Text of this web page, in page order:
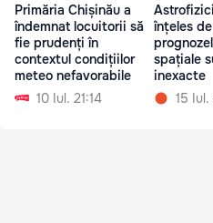
Primăria Chișinău a
îndemnat locuitorii să
fie prudenți în
contextul condițiilor
meteo nefavorabile
10 Iul. 21:14
înțeles
spațiale
inexacte
15